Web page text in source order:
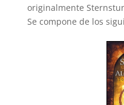
originalmente
Se compone de los